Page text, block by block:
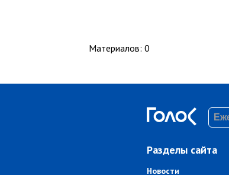
Материалов: 0
Разделы сайта
Новости